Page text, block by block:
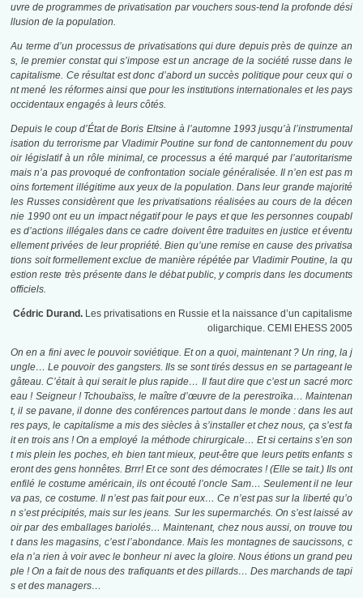
uvre de programmes de privatisation par vouchers sous-tend la profonde dési
llusion de la population.
Au terme d’un processus de privatisations qui dure depuis près de quinze an
s, le premier constat qui s’impose est un ancrage de la société russe dans le
capitalisme. Ce résultat est donc d’abord un succès politique pour ceux qui o
nt mené les réformes ainsi que pour les institutions internationales et les pays
occidentaux engagés à leurs côtés.
Depuis le coup d’État de Boris Eltsine à l’automne 1993 jusqu’à l’instrumental
isation du terrorisme par Vladimir Poutine sur fond de cantonnement du pouv
oir législatif à un rôle minimal, ce processus a été marqué par l’autoritarisme
mais n’a pas provoqué de confrontation sociale généralisée. Il n’en est pas m
oins fortement illégitime aux yeux de la population. Dans leur grande majorité
les Russes considèrent que les privatisations réalisées au cours de la décen
nie 1990 ont eu un impact négatif pour le pays et que les personnes coupabl
es d’actions illégales dans ce cadre doivent être traduites en justice et éventu
ellement privées de leur propriété. Bien qu’une remise en cause des privatisa
tions soit formellement exclue de manière répétée par Vladimir Poutine, la qu
estion reste très présente dans le débat public, y compris dans les documents
officiels.
Cédric Durand. Les privatisations en Russie et la naissance d’un capitalisme
oligarchique. CEMI EHESS 2005
On en a fini avec le pouvoir soviétique. Et on a quoi, maintenant ? Un ring, la j
ungle… Le pouvoir des gang­sters. Ils se sont tirés dessus en se partageant le
gâteau. C’était à qui serait le plus rapide… Il faut dire que c’est un sacré morc
eau ! Seigneur ! Tchoubaïss, le maître d’œuvre de la perestroïka… Maintenan
t, il se pavane, il donne des conférences partout dans le monde : dans les aut
res pays, le capitalisme a mis des siècles à s’installer et chez nous, ça s’est fa
it en trois ans ! On a employé la méthode chirurgicale… Et si certains s’en son
t mis plein les poches, eh bien tant mieux, peut-être que leurs petits enfants s
eront des gens honnêtes. Brrr! Et ce sont des démocrates ! (Elle se tait.) Ils ont
enfilé le costume américain, ils ont écouté l’oncle Sam… Seulement il ne leur
va pas, ce costume. Il n’est pas fait pour eux… Ce n’est pas sur la liberté qu’o
n s’est précipités, mais sur les jeans. Sur les supermarchés. On s’est laissé av
oir par des emballages bariolés… Maintenant, chez nous aussi, on trouve tou
t dans les magasins, c’est l’abondance. Mais les montagnes de saucissons, c
ela n’a rien à voir avec le bonheur ni avec la gloire. Nous étions un grand peu
ple ! On a fait de nous des trafiquants et des pillards… Des marchands de tapi
s et des managers…